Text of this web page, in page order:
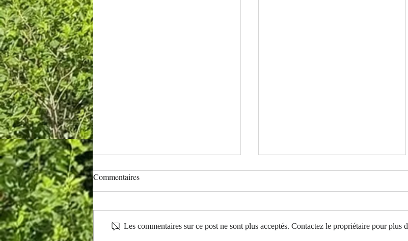
Commentaires
Les commentaires sur ce post ne sont plus acceptés. Contactez le propriétaire pour plus